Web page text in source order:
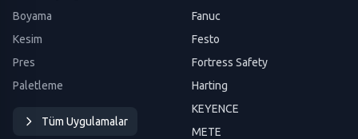
Boyama
Kesim
Pres
Paletleme
Tüm Uygulamalar
Fanuc
Festo
Fortress Safety
Harting
KEYENCE
METE